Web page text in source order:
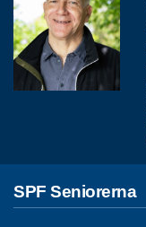
SPF Seniorerna